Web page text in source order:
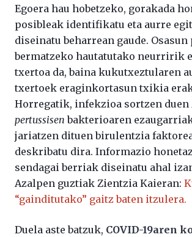
Egoera hau hobetzeko, gorakada
posibleak identifikatu eta aurre
diseinatu beharrean gaude.
bermatzeko hautatutako neurririk
txertoa da, baina kukutxeztularen
txertoek eraginkortasun txikia
Horregatik, infekzioa sortzen duen
pertussisen bakterioaren
jariatzen dituen birulentzia
deskribatu dira. Informazio
sendagai berriak diseinatu ahal
Azalpen guztiak Zientzia Kaieran:
“gainditutako” gaitz baten itzulera.
Duela aste batzuk, COVID-19aren